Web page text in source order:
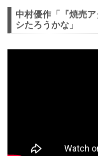
中村優作「『焼売
シたろうかな」